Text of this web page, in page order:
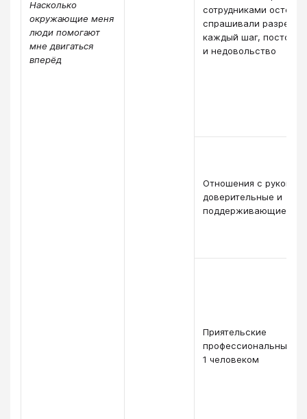
Насколько
окружающие меня
люди помогают
мне двигаться
вперёд
сотрудниками
спрашивали
каждый шаг,
и недовольство
Отношения с
доверительные и
поддерживающие
Приятельские
профессиональные
1 человеком